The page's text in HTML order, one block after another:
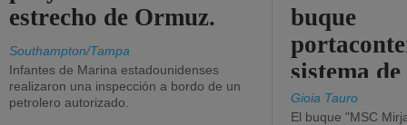
estrecho de Ormuz.
Southampton/Tampa
Infantes de Marina estadounidenses
realizaron una inspección a bordo de un
petrolero autorizado.
buque
sistema
la red
Gioia Tauro
El buque "MSC